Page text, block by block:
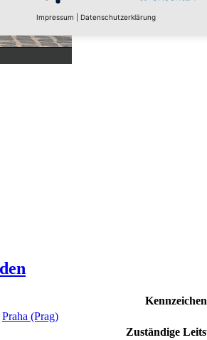
Kennzeichen
Praha (Prag)
Zuständige
Impressum Datenschutzerklärung